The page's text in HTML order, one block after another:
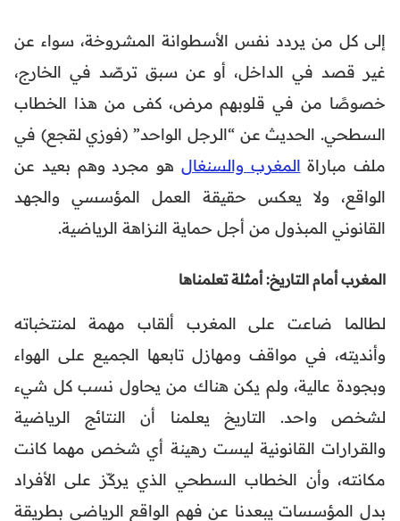
إلى كل من يردد نفس الأسطوانة المشروخة، سواء عن
غير قصد في الداخل، أو عن سبق ترصّد في الخارج،
خصوصًا من في قلوبهم مرض، كفى من هذا الخطاب
السطحي. الحديث عن “الرجل الواحد” (فوزي لقجع) في
ملف مباراة المغرب والسنغال هو مجرد وهم بعيد عن
الواقع، ولا يعكس حقيقة العمل المؤسسي والجهد
القانوني المبذول من أجل حماية النزاهة الرياضية.
المغرب أمام التاريخ: أمثلة تعلمناها
لطالما ضاعت على المغرب ألقاب مهمة لمنتخباته
وأنديته، في مواقف ومهازل تابعها الجميع على الهواء
وبجودة عالية، ولم يكن هناك من يحاول نسب كل شيء
لشخص واحد. التاريخ يعلمنا أن النتائج الرياضية
والقرارات القانونية ليست رهينة أي شخص مهما كانت
مكانته، وأن الخطاب السطحي الذي يركّز على الأفراد
بدل المؤسسات يبعدنا عن فهم الواقع الرياضي بطريقة